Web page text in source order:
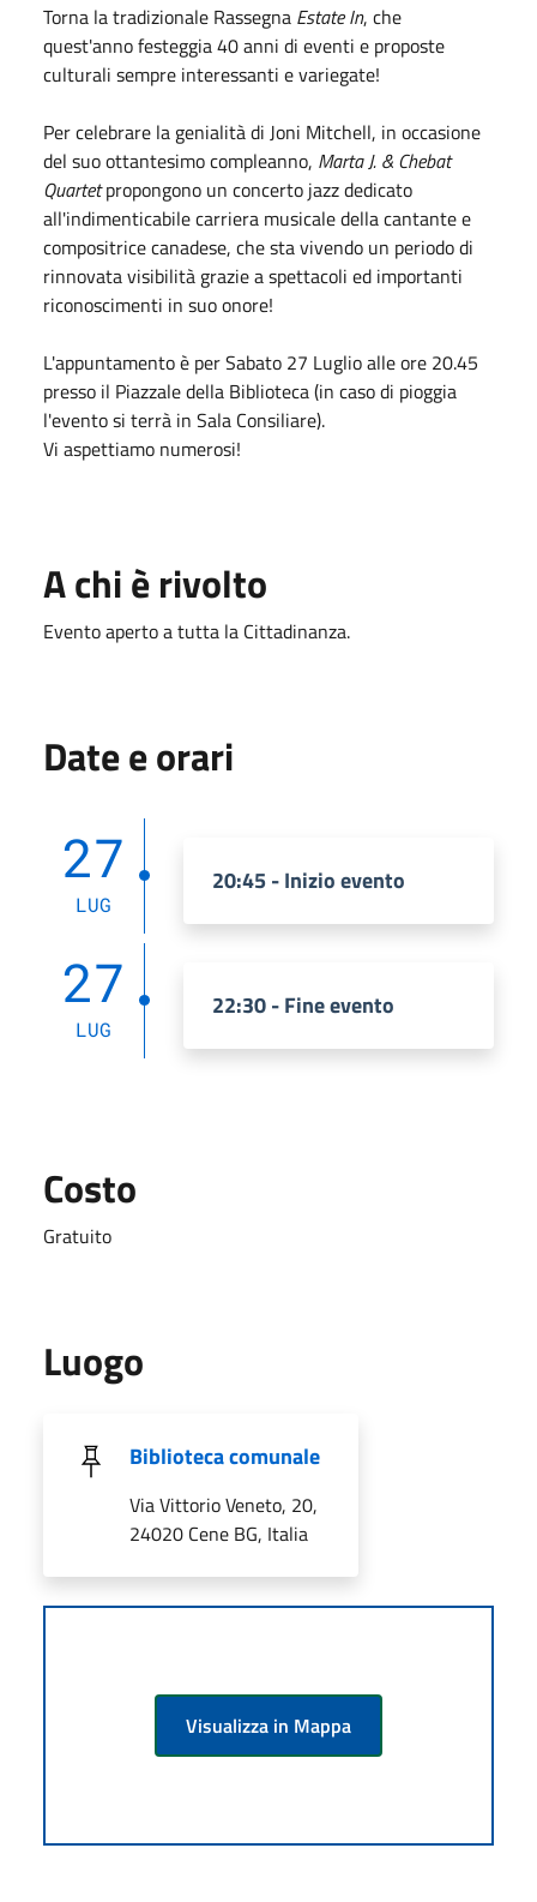
Torna la tradizionale Rassegna Estate In, che
quest'anno festeggia 40 anni di eventi e proposte
culturali sempre interessanti e variegate!
Per celebrare la genialità di Joni Mitchell, in occasione
del suo ottantesimo compleanno, Marta J. & Chebat
Quartetpropongono un concerto jazz dedicato
all'indimenticabile carriera musicale della cantante e
compositrice canadese, che sta vivendo un periodo di
rinnovata visibilità grazie a spettacoli ed importanti
riconoscimenti in suo onore!
L'appuntamento è per Sabato 27 Luglio alle ore 20.45
presso il Piazzale della Biblioteca (in caso di pioggia
l'evento si terrà in Sala Consiliare).
Vi aspettiamo numerosi!
A chi è rivolto
Evento aperto a tutta la Cittadinanza.
Date e orari
27
LUG
20:45 - Inizio evento
27
LUG
22:30 - Fine evento
Costo
Gratuito
Luogo
Biblioteca comunale
Via Vittorio Veneto, 20,
24020 Cene BG, Italia
Visualizza in Mappa